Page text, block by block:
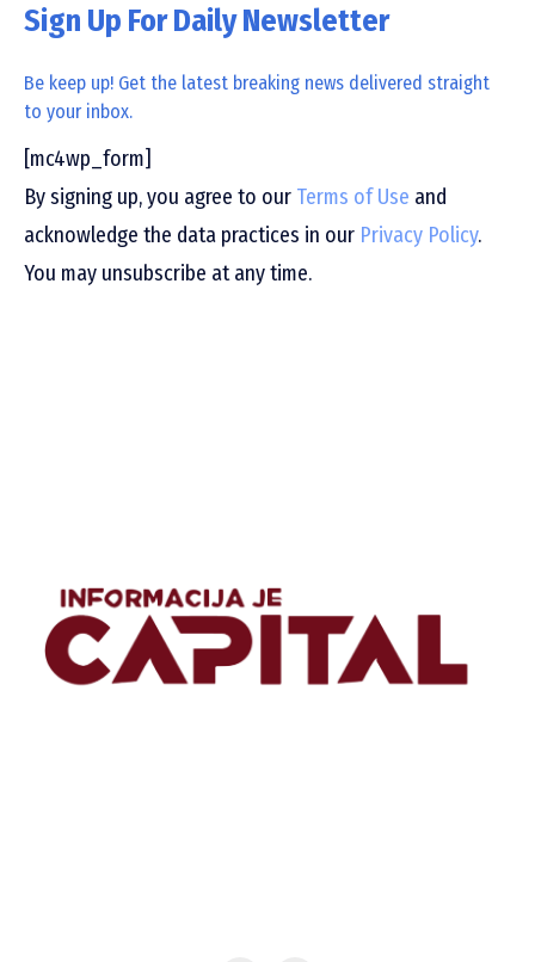
Sign Up For Daily Newsletter
Be keep up! Get the latest breaking news delivered straight
to your inbox.
[mc4wp_form]
By signing up, you agree to our Terms of Use and
acknowledge the data practices in our Privacy Policy.
You may unsubscribe at any time.